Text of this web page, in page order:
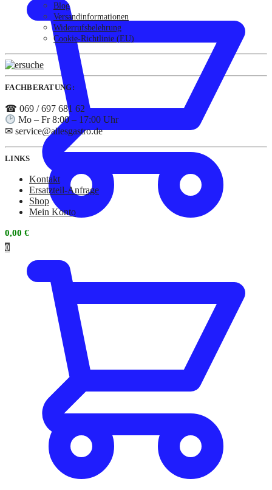
0
Blog
Versandinformationen
Widerrufsbelehrung
Cookie-Richtlinie (EU)
FACHBERATUNG:
☎ 069 / 697 681 62
Mo – Fr 8:00 – 17:00 Uhr
✉ service@allesgastro.de
LINKS
Kontakt
Ersatzteil-Anfrage
Shop
Mein Konto
0,00 €